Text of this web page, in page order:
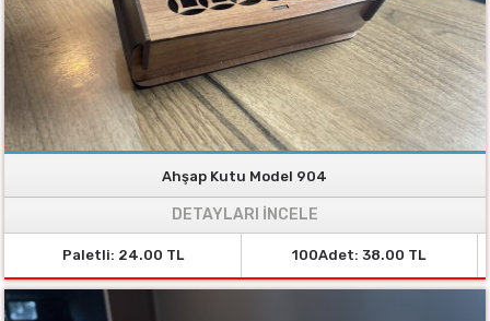
Ahşap Kutu Model 904
DETAYLARI İNCELE
Paletli: 24.00 TL 100Adet: 38.00 TL